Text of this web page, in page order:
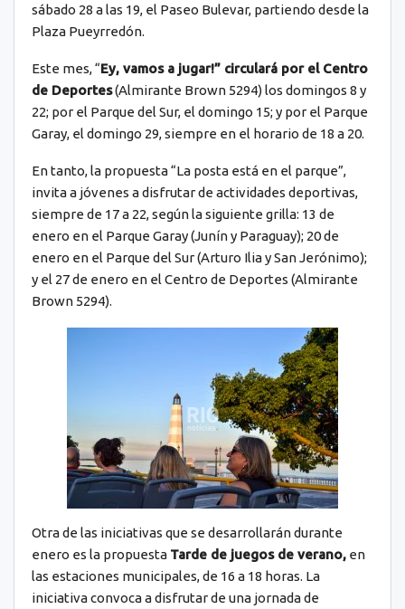
sábado 28 a las 19, el Paseo Bulevar, partiendo desde la
Plaza Pueyrredón.
Este mes, “Ey, vamos a jugar!” circulará por el Centro
de Deportes(Almirante Brown 5294) los domingos 8 y
22; por el Parque del Sur, el domingo 15; y por el Parque
Garay, el domingo 29, siempre en el horario de 18 a 20.
En tanto, la propuesta “La posta está en el parque”,
invita a jóvenes a disfrutar de actividades deportivas,
siempre de 17 a 22, según la siguiente grilla: 13 de
enero en el Parque Garay (Junín y Paraguay); 20 de
enero en el Parque del Sur (Arturo Ilia y San Jerónimo);
y el 27 de enero en el Centro de Deportes (Almirante
Brown 5294).
Otra de las iniciativas que se desarrollarán durante
enero es la propuesta Tarde de juegos de verano, en
las estaciones municipales, de 16 a 18 horas. La
iniciativa convoca a disfrutar de una jornada de